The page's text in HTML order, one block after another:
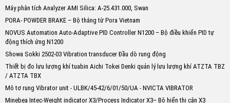
Máy phân tích Analyzer AMI Silica: A-25.431.000, Swan
PORA- POWDER BRAKE – Bộ thắng từ Pora Vietnam
NOVUS Automation Auto-Adaptive PID Controller N1200 – Bộ điều khiển PID tự
động thích ứng N1200
Showa Sokki 2502-03 Vibration transducer Đầu dò rung động
Thiết bị đo lưu lượng khí tuabin Aichi Tokei Denki quản lý lưu lượng khí ATZTA TBZ
/ ATZTA TBX
Mô tơ rung Vibrator unit - ULBK/45-42/6/01/50/UA - NVICTA VIBRATOR
Minebea Intec-Weight indicator X3/Process Indicator X3– Bộ hiển thị cân X3